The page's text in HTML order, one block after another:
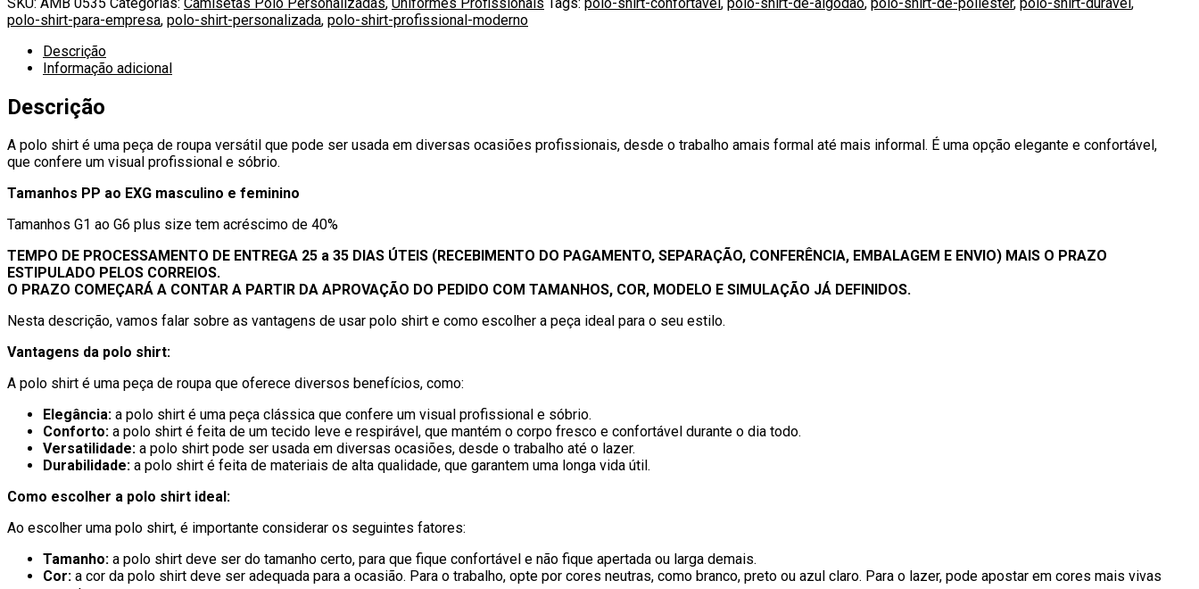
polo-shirt-para-empresa, polo-shirt-personalizada, polo-shirt-profissional-moderno
Descrição
Informação adicional
Descrição
A polo shirt é uma peça de roupa versátil que pode ser usada em diversas ocasiões profissionais, desde o trabalho amais formal até mais informal. É uma opção elegante e confortável,
que confere um visual profissional e sóbrio.
Tamanhos PP ao EXG masculino e feminino
Tamanhos G1 ao G6 plus size tem acréscimo de 40%
TEMPO DE PROCESSAMENTO DE ENTREGA 25 a 35 DIAS ÚTEIS (RECEBIMENTO DO PAGAMENTO, SEPARAÇÃO, CONFERÊNCIA, EMBALAGEM E ENVIO) MAIS O PRAZO
ESTIPULADO PELOS CORREIOS.
O PRAZO COMEÇARÁ A CONTAR A PARTIR DA APROVAÇÃO DO PEDIDO COM TAMANHOS, COR, MODELO E SIMULAÇÃO JÁ DEFINIDOS.
Nesta descrição, vamos falar sobre as vantagens de usar polo shirt e como escolher a peça ideal para o seu estilo.
Vantagens da polo shirt:
A polo shirt é uma peça de roupa que oferece diversos benefícios, como:
Elegância: a polo shirt é uma peça clássica que confere um visual profissional e sóbrio.
Conforto: a polo shirt é feita de um tecido leve e respirável, que mantém o corpo fresco e confortável durante o dia todo.
Versatilidade: a polo shirt pode ser usada em diversas ocasiões, desde o trabalho até o lazer.
Durabilidade: a polo shirt é feita de materiais de alta qualidade, que garantem uma longa vida útil.
Como escolher a polo shirt ideal:
Ao escolher uma polo shirt, é importante considerar os seguintes fatores:
Tamanho: a polo shirt deve ser do tamanho certo, para que fique confortável e não fique apertada ou larga demais.
Cor: a cor da polo shirt deve ser adequada para a ocasião. Para o trabalho, opte por cores neutras, como branco, preto ou azul claro. Para o lazer, pode apostar em cores mais vivas